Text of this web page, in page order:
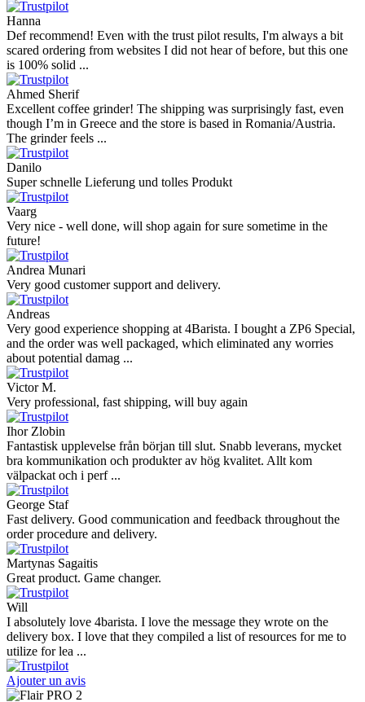
Hanna
Def recommend! Even with the trust pilot results, I'm always a bit
scared ordering from websites I did not hear of before, but this one
is 100% solid ...
Ahmed Sherif
Excellent coffee grinder! The shipping was surprisingly fast, even
though I’m in Greece and the store is based in Romania/Austria.
The grinder feels ...
Danilo
Super schnelle Lieferung und tolles Produkt
Vaarg
Very nice - well done, will shop again for sure sometime in the
future!
Andrea Munari
Very good customer support and delivery.
Andreas
Very good experience shopping at 4Barista. I bought a ZP6 Special,
and the order was well packaged, which eliminated any worries
about potential damag ...
Victor M.
Very professional, fast shipping, will buy again
Ihor Zlobin
Fantastisk upplevelse från början till slut. Snabb leverans, mycket
bra kommunikation och produkter av hög kvalitet. Allt kom
välpackat och i perf ...
George Staf
Fast delivery. Good communication and feedback throughout the
order procedure and delivery.
Martynas Sagaitis
Great product. Game changer.
Will
I absolutely love 4barista. I love the message they wrote on the
delivery box. I love that they compiled a list of resources for me to
utilize for lea ...
Ajouter un avis